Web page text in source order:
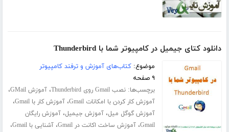
دانلود کتای جیمیل در کامپیوتر شما با Thunderbird
موضوع:کتاب‌های آموزش و ترفند کامپیوتر
۹ صفحه
برچسب‌ها:نصب Gmail روی Thunderbird ،آموزش GMail ،
آموزش کار کردن با امکانات Gmail ،آموزش کار با Gmail ،
آموزش گوگل میل،آموزش جیمیل،آموزش رایگان
Gmail،آموزش ساخت اکانت در Gmail ،آشنایی با Gmail ،